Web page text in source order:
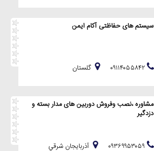
سیستم های حفاظتی آکام ایمن
گلستان
مشاوره ،نصب وفروش دوربین های مدار بسته و
دزدگیر
آذربايجان شرقي